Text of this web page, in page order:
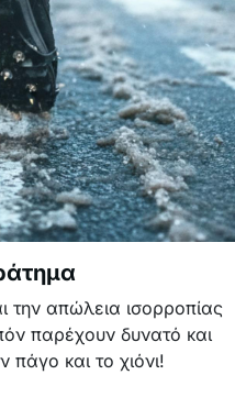
την απώλεια ισορροπίας
παρέχουν δυνατό και
και το χιόνι!